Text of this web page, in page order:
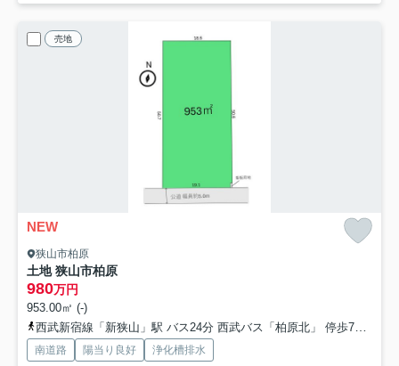
売地
NEW
狭山市柏原
土地 狭山市柏原
980万円
953.00㎡ (-)
西武新宿線「新狭山」駅 バス24分 西武バス「柏原北」 停歩7分
南道路 陽当り良好 浄化槽排水